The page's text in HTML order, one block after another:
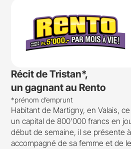
Récit de Tristan*,
un gagnant au Rento
*prénom d’emprunt
Habitant de Martigny, en Valais,
un capital de 800'000 francs en
début de semaine, il se présente
accompagné de sa femme et de